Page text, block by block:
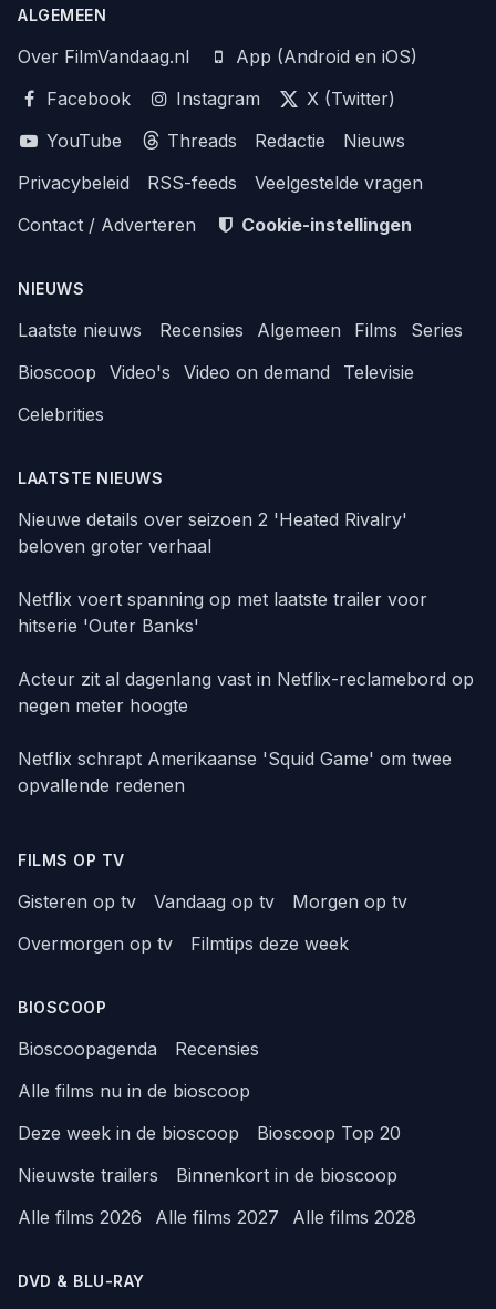
ALGEMEEN
Over FilmVandaag.nl
App (Android en iOS)
Facebook
Instagram
X (Twitter)
YouTube
Threads Redactie
Nieuws
Privacybeleid
RSS-feeds
Veelgestelde vragen
Contact / Adverteren
Cookie-instellingen
NIEUWS
Laatste nieuws Recensies Algemeen Films
Series
Bioscoop
Video's Video on demand
Televisie
Celebrities
LAATSTE NIEUWS
Nieuwe details over seizoen 2 'Heated Rivalry'
beloven groter verhaal
Netflix voert spanning op met laatste trailer voor
hitserie 'Outer Banks'
Acteur zit al dagenlang vast in Netflix-reclamebord op
negen meter hoogte
Netflix schrapt Amerikaanse 'Squid Game' om twee
opvallende redenen
FILMS OP TV
Gisteren op tv Vandaag op tv
Morgen op tv
Overmorgen op tv
Filmtips deze week
BIOSCOOP
Bioscoopagenda
Recensies
Alle films nu in de bioscoop
Deze week in de bioscoop
Bioscoop Top 20
Nieuwste trailers
Binnenkort in de bioscoop
Alle films 2026
Alle films 2027 Alle films 2028
DVD & BLU-RAY